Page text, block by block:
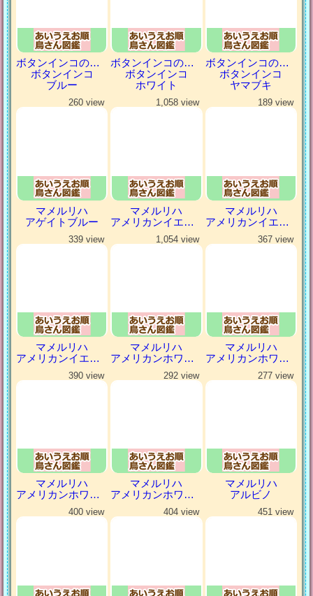
ボタンインコの仲間
ボタンインコ
ブルー
ボタンインコの仲間
ボタンインコ
ホワイト
ボタンインコの仲間
ボタンインコ
ヤマブキ
260 view
マメルリハ
アゲイトブルー
1,058 view
マメルリハ
アメリカンイエロー
189 view
マメルリハ
アメリカンイエローファロー
339 view
マメルリハ
アメリカンイエローヘビーパイドファロー
1,054 view
マメルリハ
アメリカンホワイト
367 view
マメルリハ
アメリカンホワイトパイド
390 view
マメルリハ
アメリカンホワイトパイドファロー
292 view
マメルリハ
アメリカンホワイトファロー
277 view
マメルリハ
アルビノ
400 view 404 view 451 view